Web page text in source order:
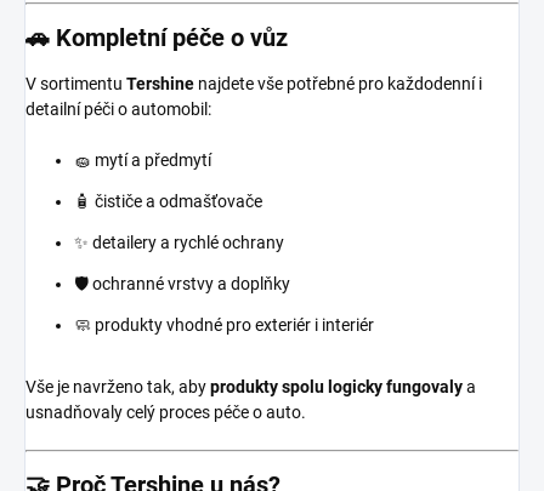
🚗 Kompletní péče o vůz
V sortimentu Tershine najdete vše potřebné pro každodenní i
detailní péči o automobil:
🧽 mytí a předmytí
🧴 čističe a odmašťovače
✨ detailery a rychlé ochrany
🛡️ ochranné vrstvy a doplňky
🧼 produkty vhodné pro exteriér i interiér
Vše je navrženo tak, abyprodukty spolu logicky fungovalya
usnadňovaly celý proces péče o auto.